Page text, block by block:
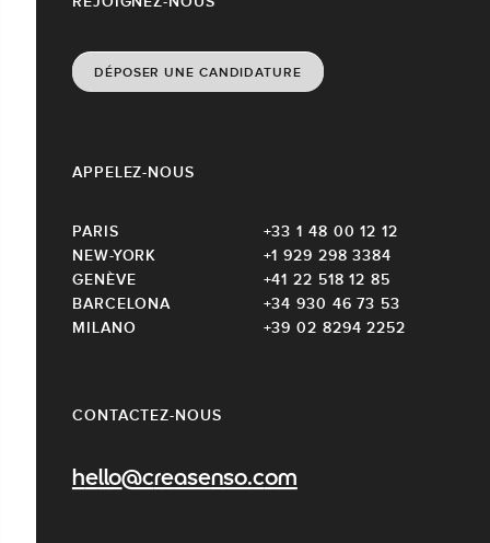
CONTACTEZ-NOUS
hello@creasenso.com
DÉPOSER UNE CANDIDATURE
APPELEZ-NOUS
PARIS
+33 1 48 00 12 12
NEW-YORK
+1 929 298 3384
GENÈVE
+41 22 518 12 85
BARCELONA
+34 930 46 73 53
MILANO
+39 02 8294 2252